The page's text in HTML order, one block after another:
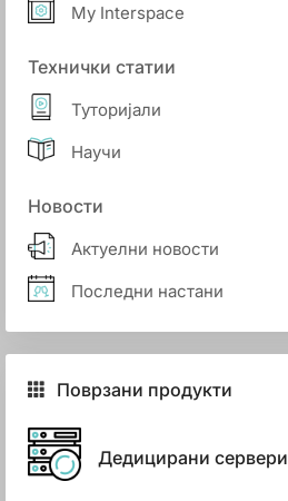
My Interspace
Технички статии
Туторијали
Научи
Новости
Актуелни новости
Последни настани
Поврзани продукти
Дедицирани сервери